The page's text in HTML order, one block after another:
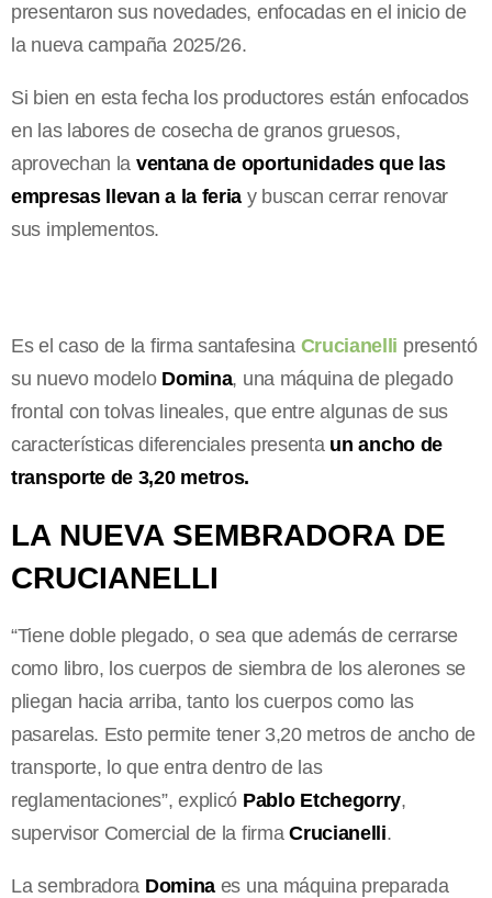
presentaron sus novedades, enfocadas en el inicio de
la nueva campaña 2025/26.
Si bien en esta fecha los productores están enfocados
en las labores de cosecha de granos gruesos,
aprovechan la ventana de oportunidades que las
empresas llevan a la feria y buscan cerrar renovar
sus implementos.
Es el caso de la firma santafesina Crucianelli presentó
su nuevo modelo Domina, una máquina de plegado
frontal con tolvas lineales, que entre algunas de sus
características diferenciales presenta un ancho de
transporte de 3,20 metros.
LA NUEVA SEMBRADORA DE
CRUCIANELLI
“Tiene doble plegado, o sea que además de cerrarse
como libro, los cuerpos de siembra de los alerones se
pliegan hacia arriba, tanto los cuerpos como las
pasarelas. Esto permite tener 3,20 metros de ancho de
transporte, lo que entra dentro de las
reglamentaciones”, explicó Pablo Etchegorry,
supervisor Comercial de la firmaCrucianelli.
La sembradora Domina es una máquina preparada